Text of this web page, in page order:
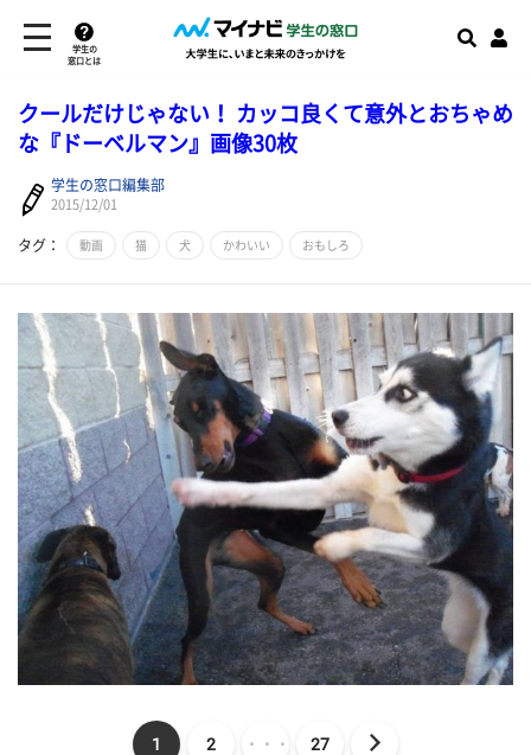
学生の
窓口とは
クールだけじゃない！ カッコ良くて意外とおちゃめ
な『ドーベルマン』画像30枚
学生の窓口編集部
2015/12/01
タグ： 動画 猫 犬 かわいい おもしろ
1 2 ・・・ 27